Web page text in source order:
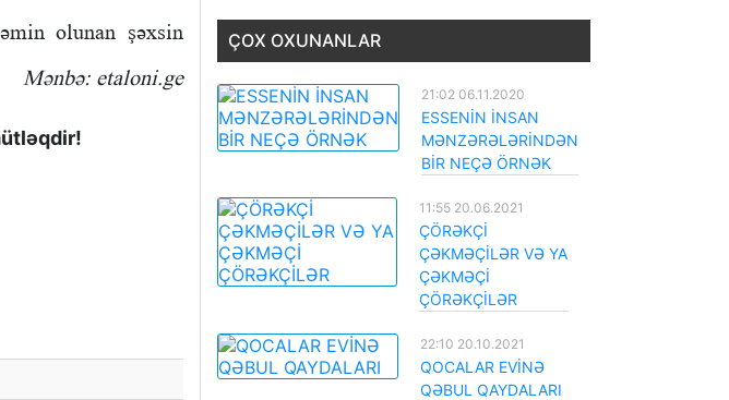
olunan şəxsin
Mənbə: etaloni.ge
ÇOX OXUNANLAR
21:02 06.11.2020
ESSENİN İNSAN
MƏNZƏRƏLƏRİNDƏN
BİR NEÇƏ ÖRNƏK
11:55 20.06.2021
ÇÖRƏKÇİ
ÇƏKMƏÇİLƏR VƏ YA
ÇƏKMƏÇİ
ÇÖRƏKÇİLƏR
22:10 20.10.2021
QOCALAR EVİNƏ
QƏBUL QAYDALARI